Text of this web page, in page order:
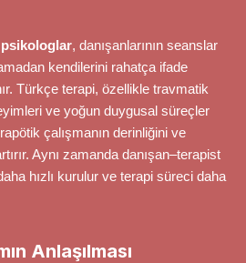
, danışanlarının seanslar
kendilerini rahatça ifade
Türkçe terapi, özellikle travmatik
ve yoğun duygusal süreçler
çalışmanın derinliğini ve
Aynı zamanda danışan–terapist
hızlı kurulur ve terapi süreci daha
Anlaşılması